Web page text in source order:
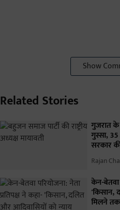
Show
Related Stories
गुजरात के
गुस्सा,
सरकार
Rajan
केन-बेतवा
'किसान,
मिलने तक